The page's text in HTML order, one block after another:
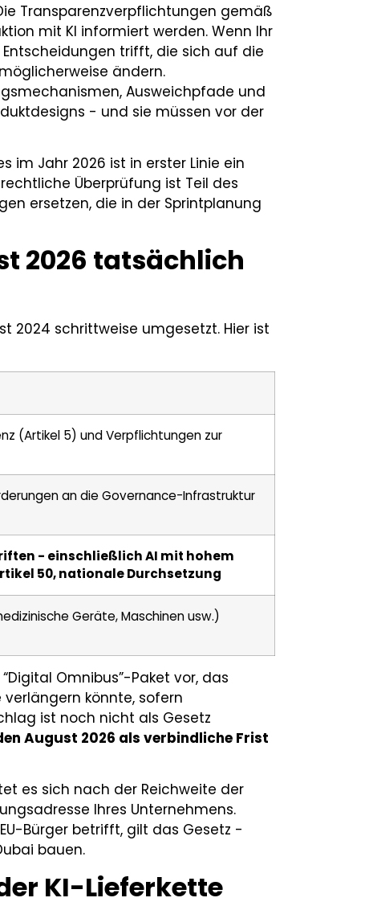
Transparenzverpflichtungen gemäß
mit KI informiert werden. Wenn Ihr
trifft, die sich auf die
ändern.
Ausweichpfade und
- und sie müssen vor der
im Jahr 2026 ist in erster Linie ein
Überprüfung ist Teil des
ersetzen, die in der Sprintplanung
2026 tatsächlich
2024 schrittweise umgesetzt. Hier ist
(Artikel 5) und Verpflichtungen zur
an die Governance-Infrastruktur
- einschließlich AI mit hohem
50, nationale Durchsetzung
Geräte, Maschinen usw.)
Omnibus”-Paket vor, das
verlängern könnte, sofern
ist noch nicht als Gesetz
August 2026 als verbindliche Frist
es sich nach der Reichweite der
Ihres Unternehmens.
Bürger betrifft, gilt das Gesetz -
bauen.
KI-Lieferkette